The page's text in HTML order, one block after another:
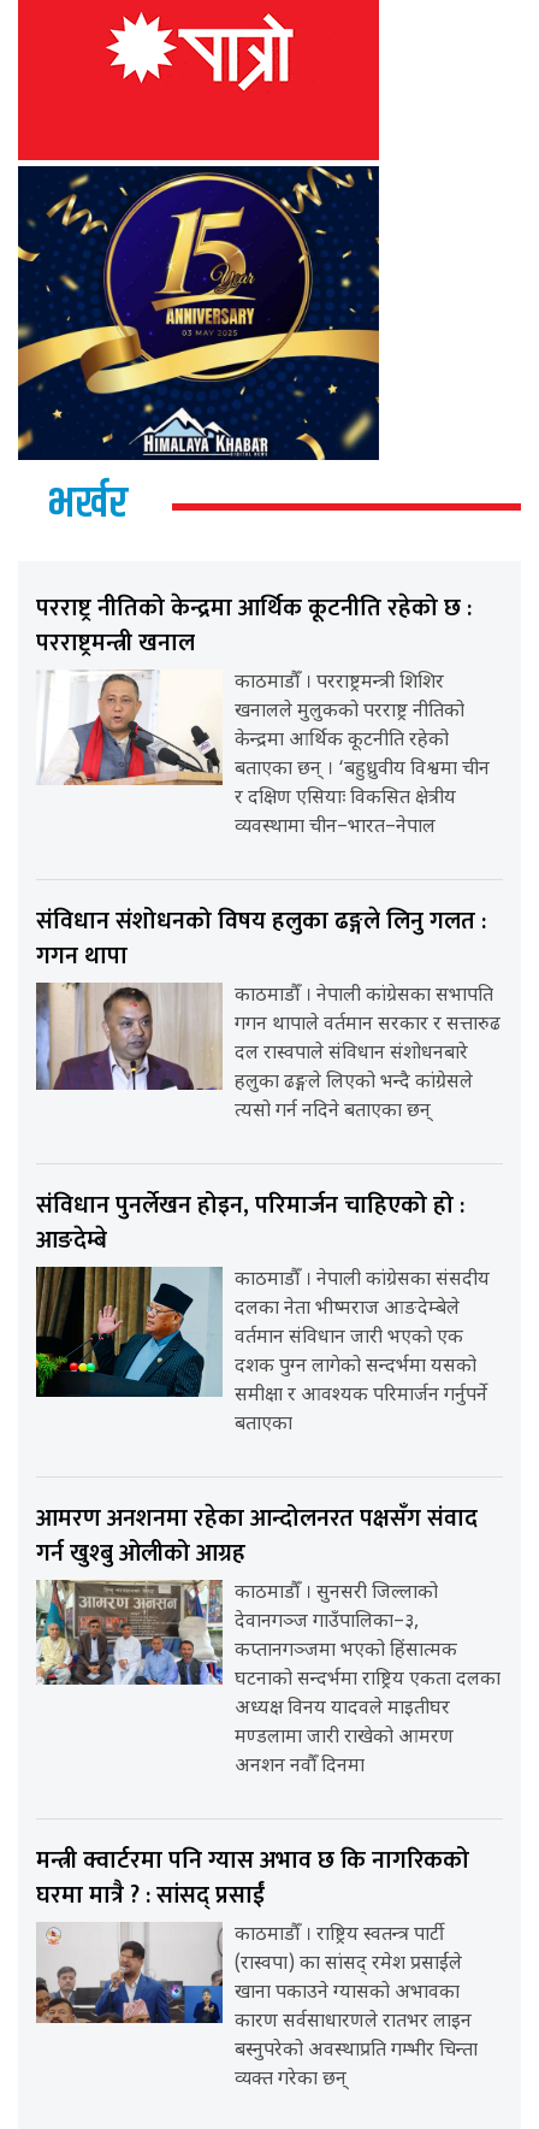
भर्खर
परराष्ट्र नीतिको केन्द्रमा आर्थिक कूटनीति रहेको छ :
परराष्ट्रमन्त्री खनाल
काठमाडौँ । परराष्ट्रमन्त्री शिशिर
खनालले मुलुकको परराष्ट्र नीतिको
केन्द्रमा आर्थिक कूटनीति रहेको
बताएका छन् । ‘बहुध्रुवीय विश्वमा चीन
र दक्षिण एसियाः विकसित क्षेत्रीय
व्यवस्थामा चीन–भारत–नेपाल
संविधान संशोधनको विषय हलुका ढङ्गले लिनु गलत :
गगन थापा
काठमाडौँ । नेपाली कांग्रेसका सभापति
गगन थापाले वर्तमान सरकार र सत्तारुढ
दल रास्वपाले संविधान संशोधनबारे
हलुका ढङ्गले लिएको भन्दै कांग्रेसले
त्यसो गर्न नदिने बताएका छन्
संविधान पुनर्लेखन होइन, परिमार्जन चाहिएको हो :
आङदेम्बे
काठमाडौँ । नेपाली कांग्रेसका संसदीय
दलका नेता भीष्मराज आङदेम्बेले
वर्तमान संविधान जारी भएको एक
दशक पुग्न लागेको सन्दर्भमा यसको
समीक्षा र आवश्यक परिमार्जन गर्नुपर्ने
बताएका
आमरण अनशनमा रहेका आन्दोलनरत पक्षसँग संवाद
गर्न खुश्बु ओलीको आग्रह
काठमाडौँ । सुनसरी जिल्लाको
देवानगञ्ज गाउँपालिका–३,
कप्तानगञ्जमा भएको हिंसात्मक
घटनाको सन्दर्भमा राष्ट्रिय एकता दलका
अध्यक्ष विनय यादवले माइतीघर
मण्डलामा जारी राखेको आमरण
अनशन नवौँ दिनमा
मन्त्री क्वार्टरमा पनि ग्यास अभाव छ कि नागरिकको
घरमा मात्रै ? : सांसद् प्रसाईं
काठमाडौँ । राष्ट्रिय स्वतन्त्र पार्टी
(रास्वपा) का सांसद् रमेश प्रसाईंले
खाना पकाउने ग्यासको अभावका
कारण सर्वसाधारणले रातभर लाइन
बस्नुपरेको अवस्थाप्रति गम्भीर चिन्ता
व्यक्त गरेका छन्